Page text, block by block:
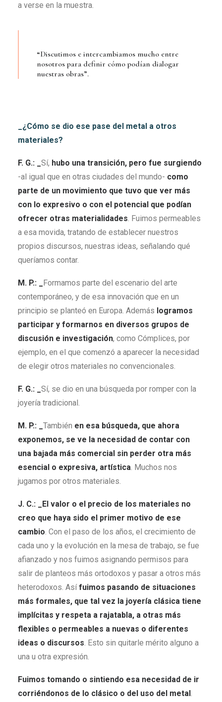
a verse en la muestra.
“Discutimos e intercambiamos mucho entre
nosotros para definir cómo podían dialogar
nuestras obras”.
_¿Cómo se dio ese pase del metal a otros
materiales?
F. G.: _ Sí, hubo una transición, pero fue surgiendo
-al igual que en otras ciudades del mundo- como
parte de un movimiento que tuvo que ver más
con lo expresivo o con el potencial que podían
ofrecer otras materialidades. Fuimos permeables
a esa movida, tratando de establecer nuestros
propios discursos, nuestras ideas, señalando qué
queríamos contar.
M. P.: _ Formamos parte del escenario del arte
contemporáneo, y de esa innovación que en un
principio se planteó en Europa. Además logramos
participar y formarnos en diversos grupos de
discusión e investigación, como Cómplices, por
ejemplo, en el que comenzó a aparecer la necesidad
de elegir otros materiales no convencionales.
F. G.: _ Sí, se dio en una búsqueda por romper con la
joyería tradicional.
M. P.: _ También en esa búsqueda, que ahora
exponemos, se ve la necesidad de contar con
una bajada más comercial sin perder otra más
esencial o expresiva, artística. Muchos nos
jugamos por otros materiales.
J. C.: _El valor o el precio de los materiales no
creo que haya sido el primer motivo de ese
cambio. Con el paso de los años, el crecimiento de
cada uno y la evolución en la mesa de trabajo, se fue
afianzado y nos fuimos asignando permisos para
salir de planteos más ortodoxos y pasar a otros más
heterodoxos. Asífuimos pasando de situaciones
más formales, que tal vez la joyería clásica tiene
implícitas y respeta a rajatabla, a otras más
flexibles o permeables a nuevas o diferentes
ideas o discursos. Esto sin quitarle mérito alguno a
una u otra expresión.
Fuimos tomando o sintiendo esa necesidad de ir
corriéndonos de lo clásico o del uso del metal.